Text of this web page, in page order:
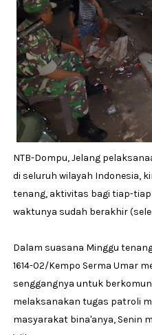
NTB-Dompu, Jelang
di seluruh wilayah Indonesia,
tenang, aktivitas bagi tiap-
waktunya sudah berakhir
Dalam suasana Minggu
1614-02/Kempo Serma Umar
senggangnya untuk
melaksanakan tugas patroli
masyarakat bina'anya, Senin